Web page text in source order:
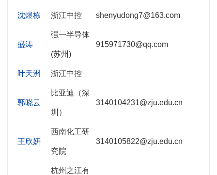
沈煜栋 浙江中控 shenyudong7@163.com
盛涛
强一半导体
(苏州)
915971730@qq.com
叶天洲 浙江中控
郭晓云
比亚迪（深
圳）
3140104231@zju.edu.cn
王欣妍
西南化工研
究院
3140105822@zju.edu.cn
杭州之江有